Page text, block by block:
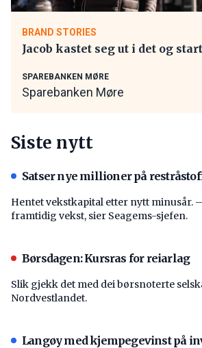
BRAND STORIES
Jacob kastet seg ut i det og
SPAREBANKEN MØRE
Sparebanken Møre
Siste nytt
Satser nye millioner på
Hentet vekstkapital etter nytt minusår.
framtidig vekst, sier Seagems-sjefen.
Børsdagen: Kursras for reiarlag
Slik gjekk det med dei børsnoterte
Nordvestlandet.
Langøy med kjempegevinst på